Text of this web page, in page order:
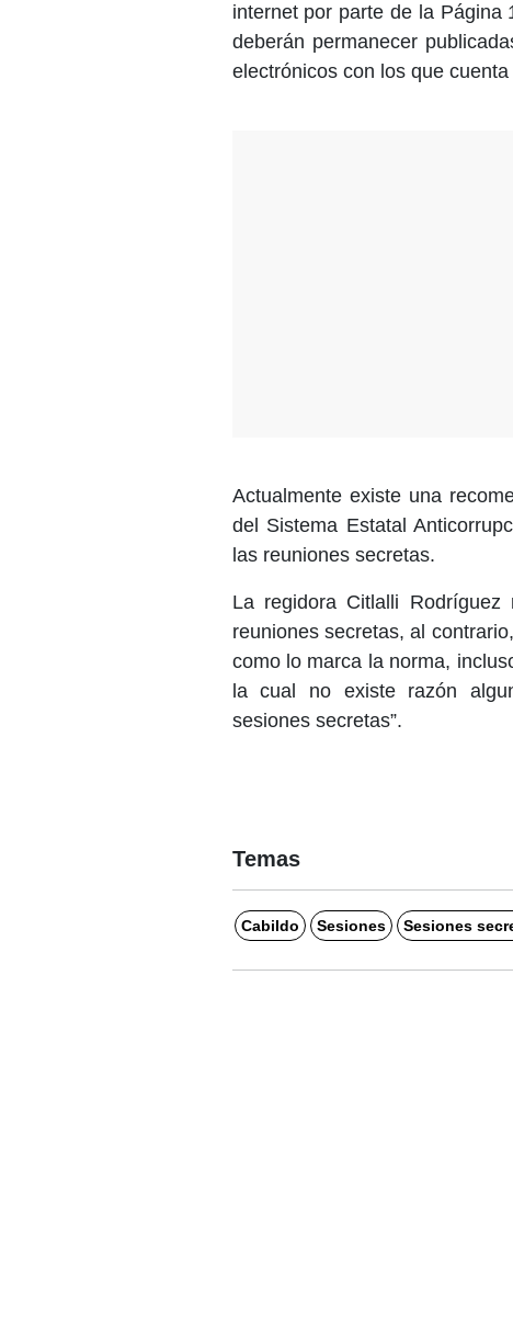
internet por parte de la
deberán permanecer
electrónicos con los que
Actualmente existe una
del Sistema Estatal
las reuniones secretas.
La regidora Citlalli
reuniones secretas, al
como lo marca la norma,
la cual no existe razón
sesiones secretas”.
Temas
Cabildo Sesiones Sesiones